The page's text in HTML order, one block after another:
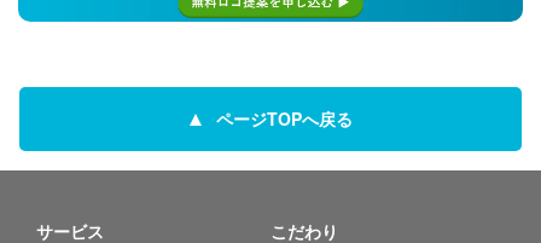
ページTOPへ戻る
サービス こだわり